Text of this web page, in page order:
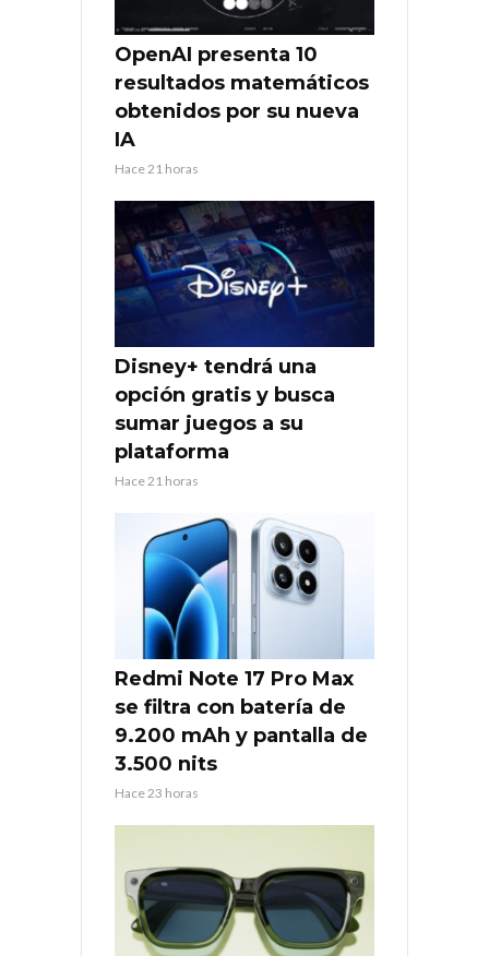
OpenAI presenta 10
resultados matemáticos
obtenidos por su nueva
IA
Hace 21 horas
Disney+ tendrá una
opción gratis y busca
sumar juegos a su
plataforma
Hace 21 horas
Redmi Note 17 Pro Max
se filtra con batería de
9.200 mAh y pantalla de
3.500 nits
Hace 23 horas